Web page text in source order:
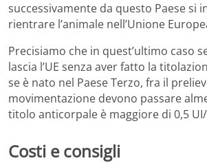
successivamente da questo Paese si
rientrare l’animale nell’Unione
Precisiamo che in quest’ultimo caso
lascia l’UE senza aver fatto la
se è nato nel Paese Terzo, fra il
movimentazione devono passare
titolo anticorpale è maggiore di 0,5
Costi e consigli